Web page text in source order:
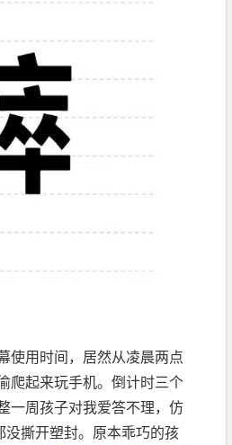
使用时间，居然从凌晨两点
爬起来玩手机。倒计时三个
一周孩子对我爱答不理，仿
撕开塑封。原本乖巧的孩